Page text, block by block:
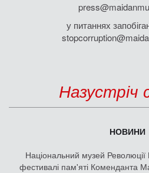
у питаннях
Назустріч
НОВИНИ
Національний музей Революції
фестивалі пам'яті Коменданта